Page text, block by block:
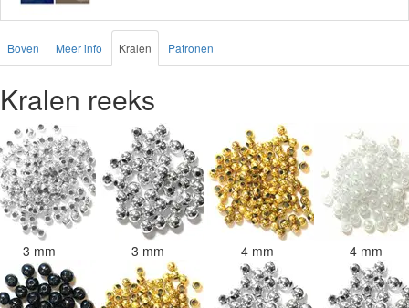
Boven Meer info Kralen Patronen
Kralen reeks
3 mm 3 mm 4 mm 4 mm